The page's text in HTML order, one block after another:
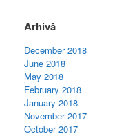
Arhivă
December 2018
June 2018
May 2018
February 2018
January 2018
November 2017
October 2017